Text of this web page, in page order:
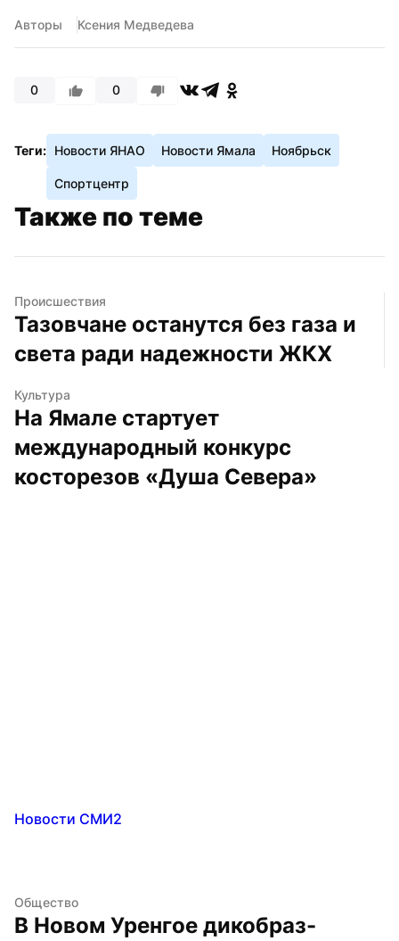
Авторы Ксения Медведева
0 0
Теги: Новости ЯНАО Новости Ямала Ноябрьск
Спортцентр
Также по теме
Происшествия
Тазовчане останутся без газа и
света ради надежности ЖКХ
Культура
На Ямале стартует
международный конкурс
косторезов «Душа Севера»
Новости СМИ2
Общество
В Новом Уренгое дикобраз-